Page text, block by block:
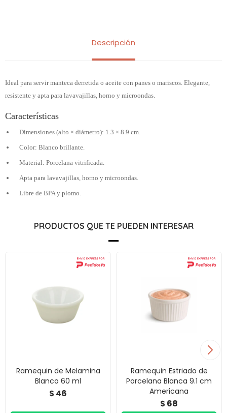
Descripción
Ideal para servir manteca derretida o aceite con panes o mariscos. Elegante,
resistente y apta para lavavajillas, horno y microondas.
Características
Dimensiones (alto × diámetro): 1.3 × 8.9 cm.
Color: Blanco brillante.
Material: Porcelana vitrificada.
Apta para lavavajillas, horno y microondas.
Libre de BPA y plomo.
PRODUCTOS QUE TE PUEDEN INTERESAR
Ramequin de Melamina
Blanco 60 ml
$ 46
Ramequin Estriado de
Porcelana Blanca 9.1 cm
Americana
$ 68